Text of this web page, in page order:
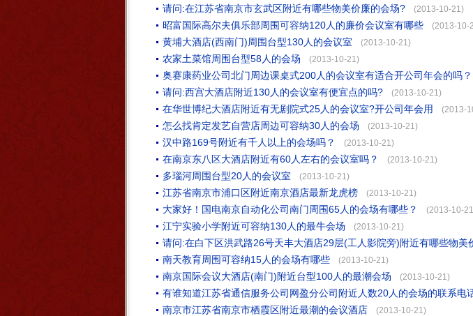
请问:在江苏省南京市玄武区附近有哪些物美价廉的会场? (2013-10-21)
昭富国际高尔夫俱乐部周围可容纳120人的廉价会议室有哪些 (2013-10-
黄埔大酒店(西南门)周围台型130人的会议室 (2013-10-21)
农家土菜馆周围台型58人的会场 (2013-10-21)
奥赛康药业公司北门周边课桌式200人的会议室有适合开公司年会的吗？
请问:西宫大酒店附近130人的会议室有便宜点的吗? (2013-10-21)
在华世博纪大酒店附近有无剧院式25人的会议室?开公司年会用 (2013-
怎么找肯定发艺自营店周边可容纳30人的会场 (2013-10-21)
汉中路169号附近有千人以上的会场吗？ (2013-10-21)
在南京东八区大酒店附近有60人左右的会议室吗？ (2013-10-21)
多瑙河周围台型20人的会议室 (2013-10-21)
江苏省南京市浦口区附近南京酒店最新龙虎榜 (2013-10-21)
大家好！国电南京自动化公司南门周围65人的会场有哪些？ (2013-10-
江宁实验小学附近可容纳130人的最牛会场 (2013-10-21)
请问:在白下区洪武路26号天丰大酒店29层(工人影院旁)附近有哪些物美
南天教育周围可容纳15人的会场有哪些 (2013-10-21)
南京国际会议大酒店(南门)附近台型100人的最潮会场 (2013-10-21)
有谁知道江苏省通信服务公司网盈分公司附近人数20人的会场的联系电
南京市江苏省南京市栖霞区附近最潮的会议酒店 (2013-10-21)